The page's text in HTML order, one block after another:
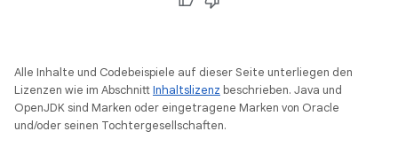
Alle Inhalte und Codebeispiele auf dieser Seite unterliegen den
Lizenzen wie im AbschnittInhaltslizenz beschrieben. Java und
OpenJDK sind Marken oder eingetragene Marken von Oracle
und/oder seinen Tochtergesellschaften.